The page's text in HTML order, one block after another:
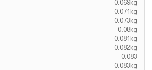
0.069kg
0.071kg
0.073kg
0.08kg
0.081kg
0.082kg
0.083
0.083kg